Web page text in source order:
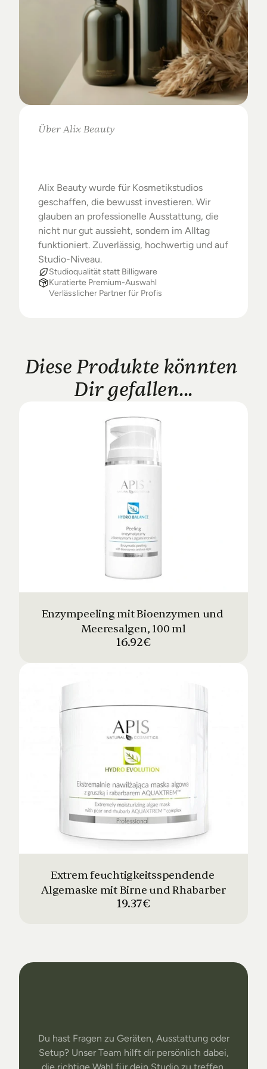
Über Alix Beauty
Alix Beauty wurde für Kosmetikstudios
geschaffen, die bewusst investieren. Wir
glauben an professionelle Ausstattung, die
nicht nur gut aussieht, sondern im Alltag
funktioniert. Zuverlässig, hochwertig und auf
Studio-Niveau.
Studioqualität statt Billigware
Kuratierte Premium-Auswahl
Verlässlicher Partner für Profis
Diese Produkte könnten
Dir gefallen...
Enzympeeling mit Bioenzymen und
Meeresalgen, 100 ml
16.92€
Extrem feuchtigkeitsspendende
Algemaske mit Birne und Rhabarber
19.37€
Du hast Fragen zu Geräten, Ausstattung oder
Setup? Unser Team hilft dir persönlich dabei,